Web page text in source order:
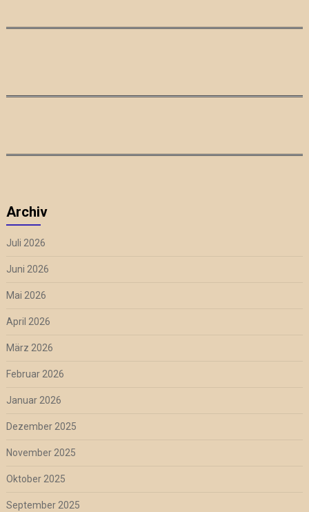
Archiv
Juli 2026
Juni 2026
Mai 2026
April 2026
März 2026
Februar 2026
Januar 2026
Dezember 2025
November 2025
Oktober 2025
September 2025